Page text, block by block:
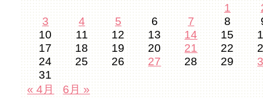
1
3
4 5 6 7 8
10
11 12 13 14 15
17
18 19 20 21 22
24
25 26 27 28 29
31
« 4月
6月 »